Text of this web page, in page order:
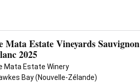
Mata Estate Vineyards Sauvignon
2025
Mata Estate Winery
Bay (Nouvelle-Zélande)